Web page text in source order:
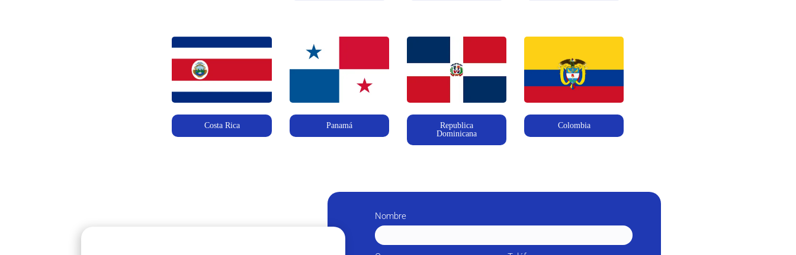
Costa Rica Panamá
Republica
Dominicana
Colombia
Nombre